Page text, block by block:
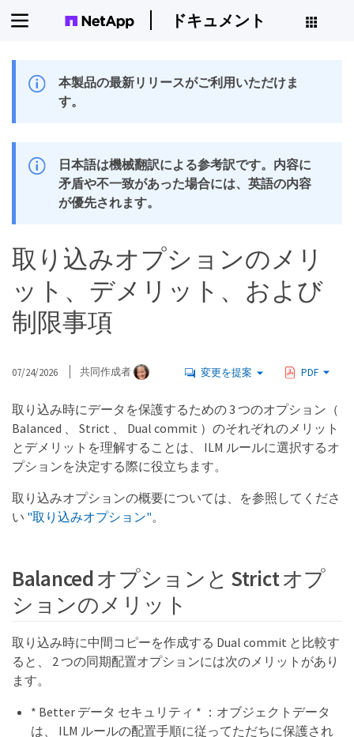
ドキュメント
本製品の最新リリースがご利用いただけま
す。
日本語は機械翻訳による参考訳です。内容に
矛盾や不一致があった場合には、英語の内容
が優先されます。
取り込みオプションのメリ
ット、デメリット、および
制限事項
07/24/2026 共同作成者 変更を提案 PDF
取り込み時にデータを保護するための 3 つのオプション（
Balanced 、 Strict 、 Dual commit ）のそれぞれのメリット
とデメリットを理解することは、 ILM ルールに選択するオ
プションを決定する際に役立ちます。
取り込みオプションの概要については、を参照してくださ
い "取り込みオプション"。
Balanced オプションと Strict オプ
ションのメリット
取り込み時に中間コピーを作成する Dual commit と比較す
ると、 2 つの同期配置オプションには次のメリットがあり
ます。
* Better データ セキュリティ * ：オブジェクトデータ
は、 ILM ルールの配置手順に従ってただちに保護され